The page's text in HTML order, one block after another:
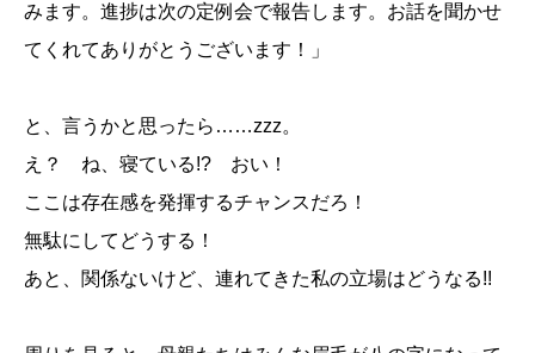
みます。進捗は次の定例会で報告します。お話を聞かせ
てくれてありがとうございます！」
と、言うかと思ったら……zzz。
え？ ね、寝ている!? おい！
ここは存在感を発揮するチャンスだろ！
無駄にしてどうする！
あと、関係ないけど、連れてきた私の立場はどうなる!!